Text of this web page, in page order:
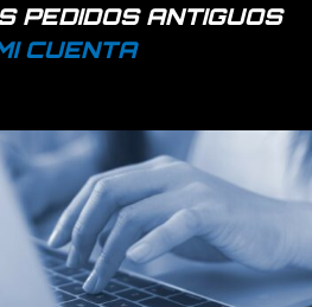
6 meses.
PEDIDOS ANTIGUOS
CUENTA